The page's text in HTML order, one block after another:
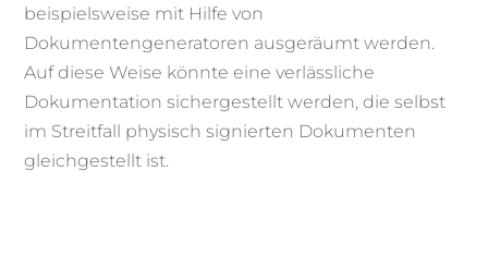
beispielsweise mit Hilfe von
Dokumentengeneratoren ausgeräumt werden.
Auf diese Weise könnte eine verlässliche
Dokumentation sichergestellt werden, die selbst
im Streitfall physisch signierten Dokumenten
gleichgestellt ist.